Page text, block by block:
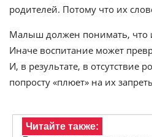
родителей. Потому что их
Малыш должен понимать, что
Иначе воспитание может
И, в результате, в отсутствие
попросту «плюет» на их
Читайте также: